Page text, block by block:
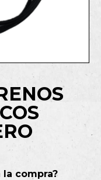
compra?